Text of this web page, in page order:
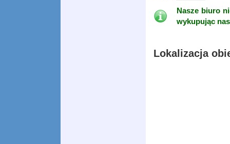
Nasze biuro
wykupując
Lokalizacja